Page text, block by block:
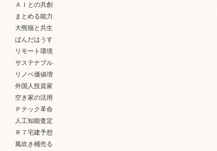
ＡＩとの共創
まとめる能力
大熊猫と共生
ぱんだはうす
リモート環境
サステナブル
リノベ価値増
外国人投資家
空き家の活用
Ｐテック革命
人工知能査定
Ｒ７宅建予想
風吹き桶売る